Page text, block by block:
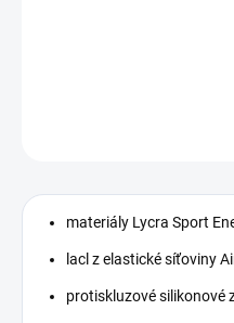
materiály Lycra Sport
lacl z elastické síťoviny
protiskluzové silikonové